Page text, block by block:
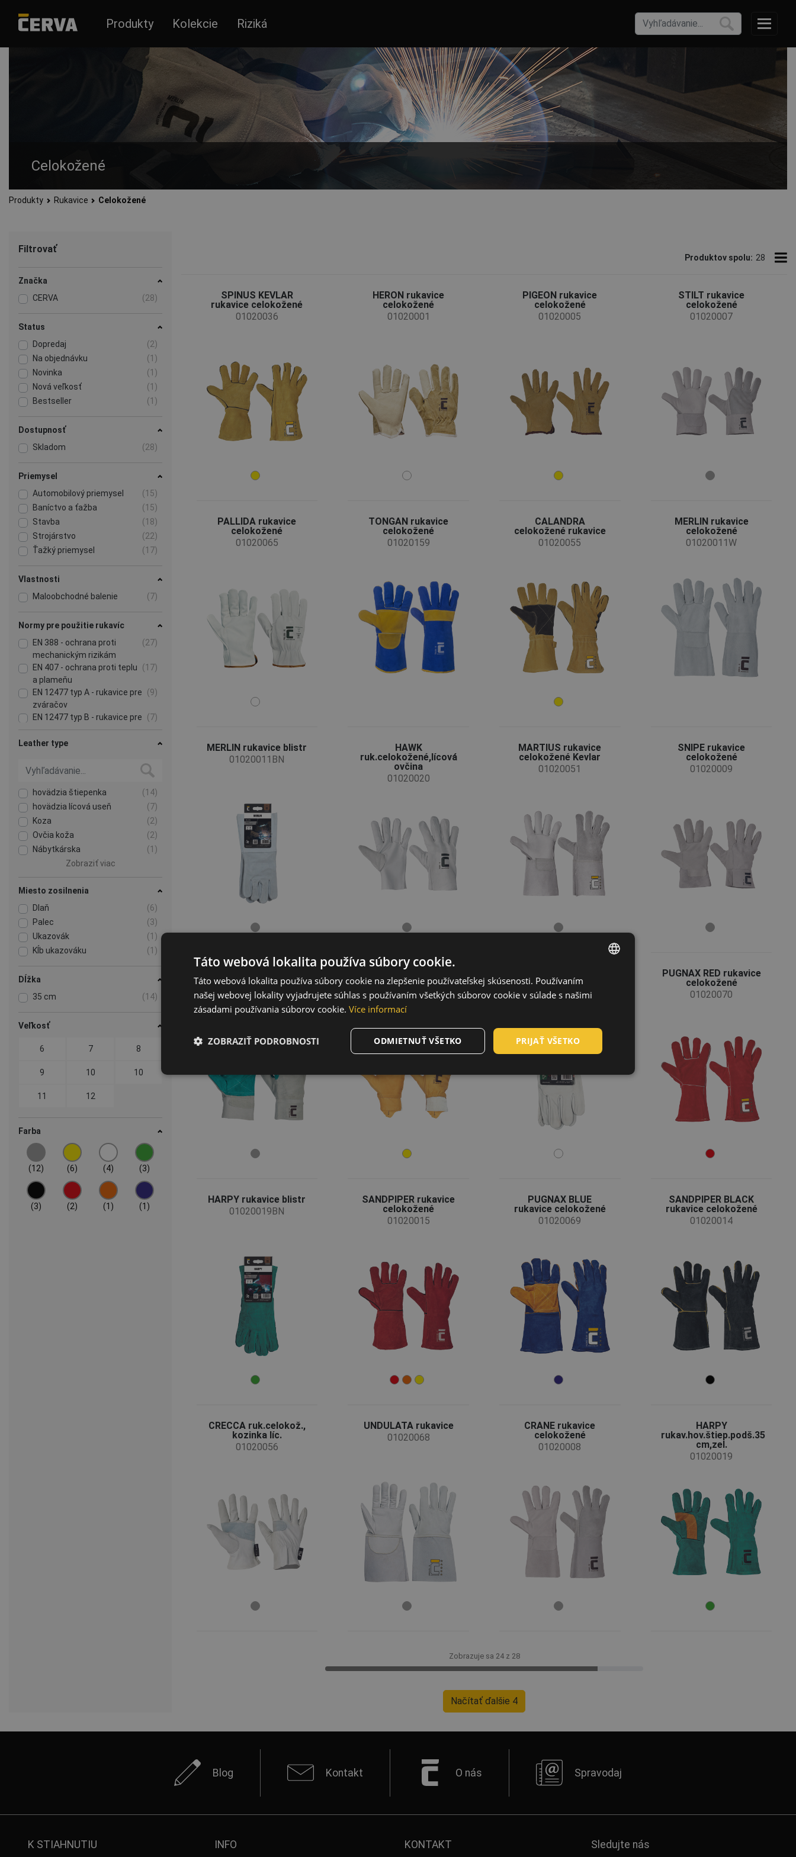
Produkty Kolekcie Riziká
Celokožené
Celokožené pracovné rukavice z hovädzej štiepenky, hovädzej lícovky a ďalších kožených kombinácii. Vyberte si zo širokej ponuky veľkosti celokožených pracovných rukavíc.
Produkty Rukavice Celokožené
Filtrovať
Značka
CERVA
(28)
Status
Dopredaj
(2)
Na objednávku
(1)
Novinka
(1)
Nová veľkosť
(1)
Bestseller
(1)
Dostupnosť
Skladom
(28)
Priemysel
Automobilový priemysel
(15)
Baníctvo a ťažba
(15)
Stavba
(18)
Strojárstvo
(22)
Ťažký priemysel
(17)
Vlastnosti
Maloobchodné balenie
(7)
Normy pre použitie rukavíc
EN 388 - ochrana proti
mechanickým rizikám
(27)
EN 407 - ochrana proti teplu
a plameňu
(17)
EN 12477 typ A - rukavice pre
zváračov
(9)
EN 12477 typ B - rukavice pre
(7)
Leather type
hovädzia štiepenka
(14)
hovädzia lícová useň
(7)
Koza
(2)
Ovčia koža
(2)
Nábytkárska
(1)
Zobraziť viac
Miesto zosilnenia
Dlaň
(6)
Palec
(3)
Ukazovák
(1)
Kĺb ukazováku
(1)
Dĺžka
35 cm
(14)
Veľkosť
6 7 8
9 10 10
11 12
Farba
(12) (6) (4) (3)
(3) (2) (1) (1)
Produktov spolu: 28
SPINUS KEVLAR
rukavice celokožené
01020036
HERON rukavice
celokožené
01020001
PIGEON rukavice
celokožené
01020005
STILT rukavice
celokožené
01020007
PALLIDA rukavice
celokožené
01020065
TONGAN rukavice
celokožené
01020159
CALANDRA
celokožené rukavice
01020055
MERLIN rukavice
celokožené
01020011W
MERLIN rukavice blistr
01020011BN
HAWK
ruk.celokožené,lícová
ovčina
01020020
MARTIUS rukavice
celokožené Kevlar
01020051
SNIPE rukavice
celokožené
01020009
rukavice celokožené
01020054
01020083
blister
01020065BN
PUGNAX RED rukavice
celokožené
01020070
HARPY rukavice blistr
01020019BN
SANDPIPER rukavice
celokožené
01020015
PUGNAX BLUE
rukavice celokožené
01020069
SANDPIPER BLACK
rukavice celokožené
01020014
CRECCA ruk.celokož.,
kozinka líc.
01020056
UNDULATA rukavice
01020068
CRANE rukavice
celokožené
01020008
HARPY
rukav.hov.štiep.podš.35
cm,zel.
01020019
Zobrazuje sa 24 z 28
Načítať ďalšie 4
Blog Kontakt O nás Spravodaj
K STIAHNUTIU INFO KONTAKT Sledujte nás
ENGLISH
CZECH
SLOVAK
POLISH
DUTCH
Táto webová lokalita používa súbory cookie.
Táto webová lokalita používa súbory cookie na zlepšenie používateľskej skúsenosti. Používaním
našej webovej lokality vyjadrujete súhlas s používaním všetkých súborov cookie v súlade s našimi
zásadami používania súborov cookie. Více informací
PRIJAŤ VŠETKO
ODMIETNUŤ VŠETKO
ZOBRAZIŤ PODROBNOSTI